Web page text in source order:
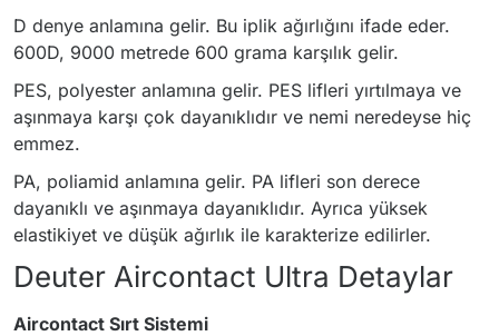
D denye anlamına gelir. Bu iplik ağırlığını ifade eder.
600D, 9000 metrede 600 grama karşılık gelir.
PES, polyester anlamına gelir. PES lifleri yırtılmaya ve
aşınmaya karşı çok dayanıklıdır ve nemi neredeyse hiç
emmez.
PA, poliamid anlamına gelir. PA lifleri son derece
dayanıklı ve aşınmaya dayanıklıdır. Ayrıca yüksek
elastikiyet ve düşük ağırlık ile karakterize edilirler.
Deuter Aircontact Ultra Detaylar
Aircontact Sırt Sistemi